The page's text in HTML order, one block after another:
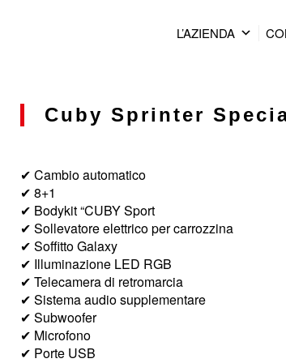
L’AZIENDA
Cuby Sprinter
✔ Cambio automatico
✔ 8+1
✔ Bodykit “CUBY Sport
✔ Sollevatore elettrico per carrozzina
✔ Soffitto Galaxy
✔ Illuminazione LED RGB
✔ Telecamera di retromarcia
✔ Sistema audio supplementare
✔ Subwoofer
✔ Microfono
✔ Porte USB